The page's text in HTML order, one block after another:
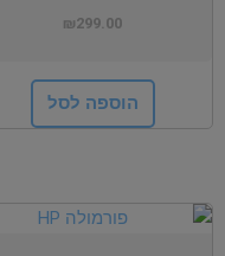
₪299.00
הוספה לסל